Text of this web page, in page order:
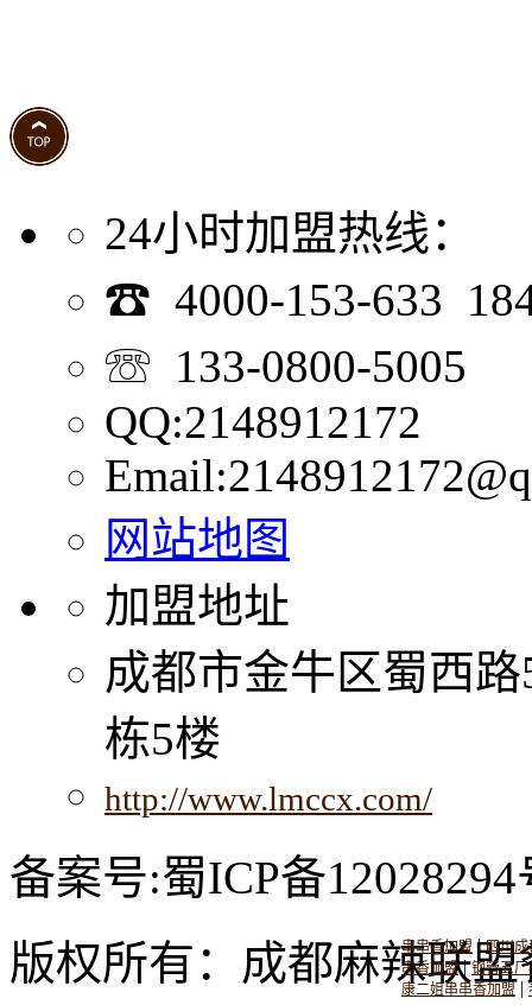
24小时加盟热线：
☎ 4000-153-633
☏ 133-0800-5005
QQ:2148912172
网站地图
加盟地址
成都市金牛区蜀西
栋5楼
http://www.lmccx.com/
串串香加盟 |四川成
串香加盟|钢管五厂
康二姐串串香加盟|
备案号:蜀ICP备12028294
版权所有：成都麻辣联